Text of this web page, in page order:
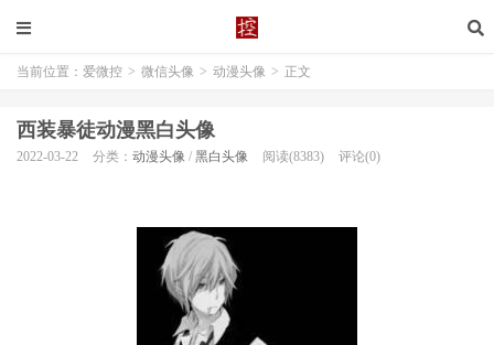
当前位置： 爱微控 > 微信头像 > 动漫头像 > 正文
西装暴徒动漫黑白头像
2022-03-22 分类： 动漫头像 / 黑白头像 阅读(8383) 评论(0)